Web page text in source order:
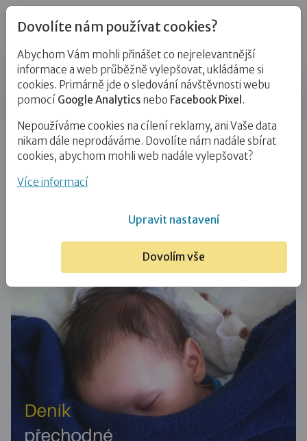
Blog
Příspěvek
Úvod Blog PPPD
Deník přechodné pěstounky (17):
A co bude dál?
Deník přechodné pěstounky (17): A co
PPPD
Dovolíte nám používat cookies?
Abychom Vám mohli přinášet co nejrelevantnější
informace a web průběžně vylepšovat, ukládáme si
cookies. Primárně jde o sledování návštěvnosti webu
pomocí Google Analytics nebo Facebook Pixel .
Nepoužíváme cookies na cílení reklamy, ani Vaše data
nikam dále neprodáváme. Dovolíte nám nadále sbírat
cookies, abychom mohli web nadále vylepšovat?
Více informací
Upravit nastavení
Dovolím vše